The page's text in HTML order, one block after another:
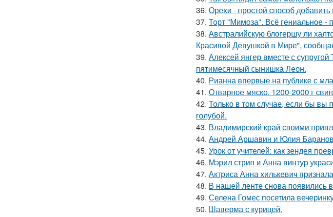
36. Орехи - простой способ
37. Торт "Мимоза". Всё гениальное -
38. Австралийскую блогершу ли
Красивой Девушкой в Мире",
39. Алексей янгер вместе с
пятимесячный сынишка Леон.
40. Рианна впервые на публике с
41. Отварное мяско. 1200-2000 г
42. Только в том случае, если бы вы
голубой.
43. Владимирский край своими
44. Андрей Аршавин и Юлия
45. Урок от учителей: как зендея
46. Мэрил стрип и Анна винтур
47. Актриса Анна хилькевич
48. В нашей ленте снова появились
49. Селена Гомес посетила
50. Шаверма с курицей.